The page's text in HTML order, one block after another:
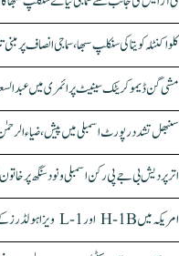
کلواکنٹلہ کویتا کی سنکلپ سبھا، سماجی انصاف پر
مشی گن ڈیموکریٹک سینیٹ پرائمری میں
سنبھل تشدد رپورٹ اسمبلی میں پیش، ضیاء
اتر پردیش بی جے پی رکن اسمبلی ونود سنگھ پر
امریکہ میں H-1B اور L-1 ویزا ہولڈرز کے لیے بڑی راحت، اب ملک چھوڑے بغیر ویزا تجدید ممکن